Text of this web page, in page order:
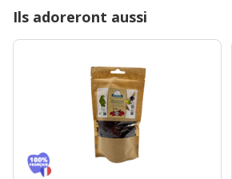
Ils adoreront aussi